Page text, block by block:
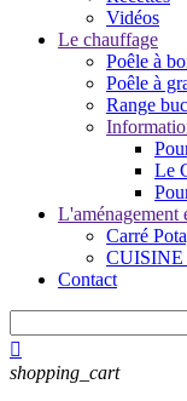
Vidéos
Le chauffage
Poêle à
Poêle à
Range
Le
L'aménagement
Carré
Contact

shopping_cart